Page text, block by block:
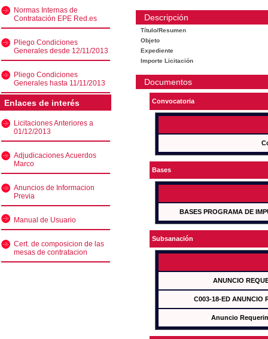
Normas Internas de
Contratación EPE Red.es
Pliego Condiciones
Generales desde 12/11/2013
Pliego Condiciones
Generales hasta 11/11/2013
Enlaces de interés
Licitaciones Anteriores a
01/12/2013
Adjudicaciones Acuerdos
Marco
Anuncios de Informacion
Previa
Manual de Usuario
Cert. de composicion de las
mesas de contratacion
Descripción
Título/Resumen
Objeto
Expediente
Importe Licitación
Documentos
Convocatoria
Bases
BASES PROGRAMA DE
Subsanación
ANUNCIO
C003-18-ED ANUNCIO
Anuncio